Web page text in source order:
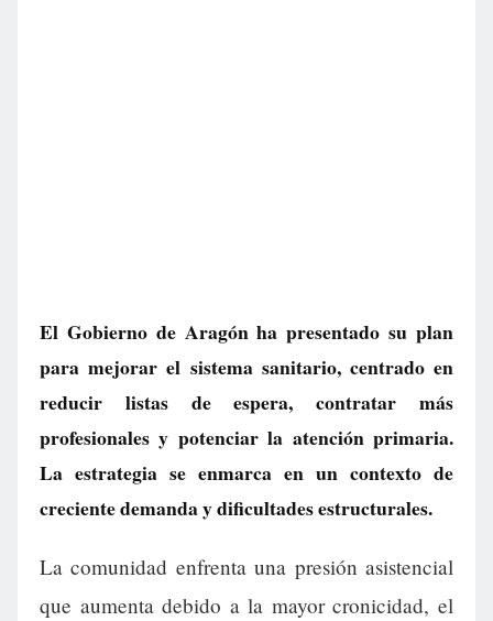
El Gobierno de Aragón ha presentado su plan
para mejorar el sistema sanitario, centrado en
reducir listas de espera, contratar más
profesionales y potenciar la atención primaria.
La estrategia se enmarca en un contexto de
creciente demanda y dificultades estructurales.
La comunidad enfrenta una presión asistencial
que aumenta debido a la mayor cronicidad, el